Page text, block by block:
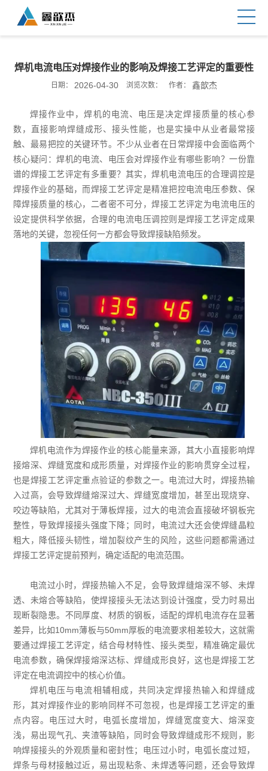
焊机电流电压对焊接作业的影响及焊接工艺评定的重要性
日期： 2026-04-30 浏览次数： 作者： 鑫歆杰
焊接作业中，焊机的电流、电压是决定焊接质量的核心参
数，直接影响焊缝成形、接头性能，也是实操中从业者最常接
触、最易把控的关键环节。不少从业者在日常焊接中会面临两个
核心疑问：焊机的电流、电压会对焊接作业有哪些影响？一份靠
谱的焊接工艺评定有多重要？其实，焊机电流电压的合理调控是
焊接作业的基础，而焊接工艺评定是精准把控电流电压参数、保
障焊接质量的核心，二者密不可分，焊接工艺评定为电流电压的
设定提供科学依据，合理的电流电压调控则是焊接工艺评定成果
落地的关键，忽视任何一方都会导致焊接缺陷频发。
焊机电流作为焊接作业的核心能量来源，其大小直接影响焊
接熔深、焊缝宽度和成形质量，对焊接作业的影响贯穿全过程，
也是焊接工艺评定重点验证的参数之一。电流过大时，焊接热输
入过高，会导致焊缝熔深过大、焊缝宽度增加，甚至出现烧穿、
咬边等缺陷，尤其对于薄板焊接，过大的电流会直接破坏钢板完
整性，导致焊接接头强度下降；同时，电流过大还会使焊缝晶粒
粗大，降低接头韧性，增加裂纹产生的风险，这些问题都需通过
焊接工艺评定提前预判，确定适配的电流范围。
电流过小时，焊接热输入不足，会导致焊缝熔深不够、未焊
透、未熔合等缺陷，使焊接接头无法达到设计强度，受力时易出
现断裂隐患。不同厚度、材质的钢板，适配的焊机电流存在显著
差异，比如10mm薄板与50mm厚板的电流要求相差较大，这就需
要通过焊接工艺评定，结合母材特性、接头类型，精准确定最优
电流参数，确保焊接熔深达标、焊缝成形良好，这也是焊接工艺
评定在电流调控中的核心价值。
焊机电压与电流相辅相成，共同决定焊接热输入和焊缝成
形，其对焊接作业的影响同样不可忽视，也是焊接工艺评定的重
点内容。电压过大时，电弧长度增加，焊缝宽度变大、熔深变
浅，易出现气孔、夹渣等缺陷，同时会导致焊缝成形不规则，影
响焊接接头的外观质量和密封性；电压过小时，电弧长度过短，
焊条与母材接触过近，易出现粘条、未焊透等问题，还会导致焊